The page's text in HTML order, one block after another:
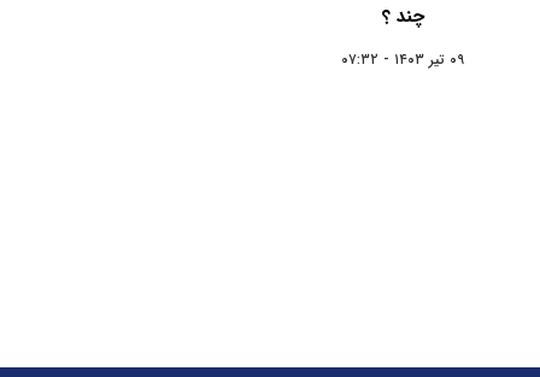
چند ؟
۰۹ تیر ۱۴۰۳ - ۰۷:۳۲